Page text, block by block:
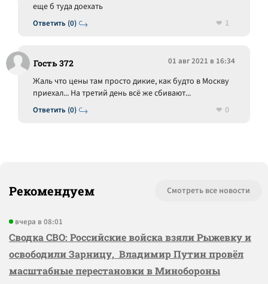
Ответить (0)
еще б туда доехать
1
Гость 372 01 авг 2021 в 16:34
Ответить (0)
Жаль что цены там просто дикие, как будто в Москву
приехал... На третий день всё же сбивают...
0
Рекомендуем Смотреть все новости
вчера в 08:01
Сводка СВО: Российские войска взяли Рыжевку и
освободили Зарницу, Владимир Путин провёл
масштабные перестановки в Минобороны